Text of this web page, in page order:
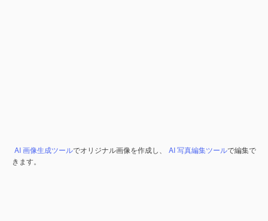
AI 画像生成ツールでオリジナル画像を作成し、 AI 写真編集ツールで編集で
きます。